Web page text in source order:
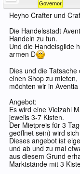
Governor
Heyho Crafter und
Die Handelsstadt
Handeln zu tun.
Und die Handelsgilde
armen D
Dies und die
einen Shop zu mieten,
möchten wir in
Angebot:
Es wird eine Vielzahl
jeweils 3-7 Kisten.
Der Mietpreis für 3
geöffnet sein) wird
Dieses angebot ist
und ab und zu mal
aus diesem Grund
Marktstände mit 3